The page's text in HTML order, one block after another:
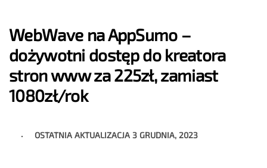
WebWave na AppSumo –
dożywotni dostęp do kreatora
stron www za 225zł, zamiast
1080zł/rok
OSTATNIA AKTUALIZACJA 3 GRUDNIA, 2023